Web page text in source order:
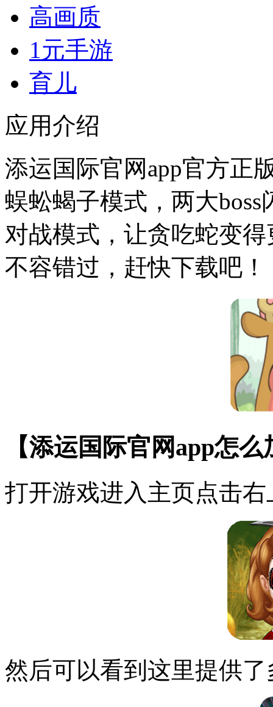
高画质
1元手游
育儿
应用介绍
添运国际官网app官方正
蜈蚣蝎子模式，两大
对战模式，让贪吃蛇变
不容错过，赶快下载吧！
【添运国际官网app怎
打开游戏进入主页点击
然后可以看到这里提供